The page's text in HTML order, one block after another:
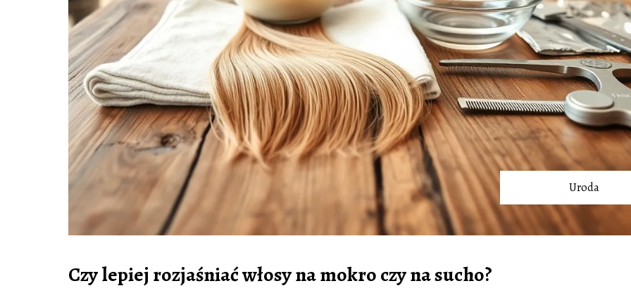
Uroda
Czy lepiej rozjaśniać włosy na mokro czy na sucho?